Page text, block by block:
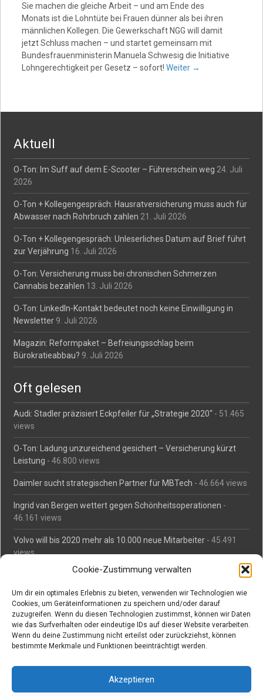
Cookie-Zustimmung verwalten
Um dir ein optimales Erlebnis zu bieten, verwenden wir Technologien wie
Cookies, um Geräteinformationen zu speichern und/oder darauf
zuzugreifen. Wenn du diesen Technologien zustimmst, können wir Daten
wie das Surfverhalten oder eindeutige IDs auf dieser Website verarbeiten.
Wenn du deine Zustimmung nicht erteilst oder zurückziehst, können
bestimmte Merkmale und Funktionen beeinträchtigt werden.
Akzeptieren
Sie machen die gleiche Arbeit – und am Ende des
Monats ist die Lohntüte bei Frauen dünner als bei ihren
männlichen Kollegen. Die Gewerkschaft NGG will damit
jetzt Schluss machen – und startet gemeinsam mit
Bundesfrauenministerin Manuela Schwesig die Initiative
Lohngerechtigkeit per Gesetz – sofort! Weiter →
Aktuell
O-Ton: Im Suff auf dem E-Scooter – Führerschein weg 24. Juli
2026
O-Ton + Kollegengespräch: Hausratversicherung muss auch für
Abwasser nach Rohrbruch zahlen 21. Juli 2026
O-Ton + Kollegengespräch: Unleserliches Datum auf Brief führt
zur Verjährung 16. Juli 2026
O-Ton: Versicherung muss bei chronischen Schmerzen
Cannabis bezahlen 13. Juli 2026
O-Ton: LinkedIn-Kontakt bedeutet noch keine Einwilligung in
Newsletter 9. Juli 2026
Magazin: Reformpaket – Befreiungsschlag beim
Bürokratieabbau? 9. Juli 2026
Oft gelesen
Audi: Stadler präzisiert Eckpfeiler für „Strategie 2020“ - 51.465
views
O-Ton: Ladung unzureichend gesichert – Versicherung kürzt
Leistung - 46.800 views
Daimler sucht strategischen Partner für MBTech - 46.664 views
Ingrid van Bergen wettert gegen Schönheitsoperationen -
46.161 views
Volvo will bis 2020 mehr als 10.000 neue Mitarbeiter - 45.491
views
Mäßiges Interesse an Daimlers MBtech- 44.716 views
O-Ton: Wer muss Schaden für abgedriftete Silvesterraketen
zahlen? - 42.379 views
Kollegengespräch: Urteile zum Grillen- 42.063 views
Suchen bei Vorabs